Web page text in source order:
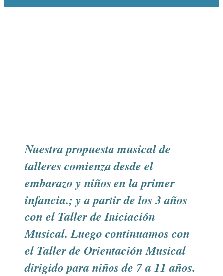
Nuestra propuesta musical de
talleres comienza desde el
embarazo y niños en la primer
infancia.; y a partir de los 3 años
con el Taller de Iniciación
Musical. Luego continuamos con
el Taller de Orientación Musical
dirigido para niños de 7 a 11 años.